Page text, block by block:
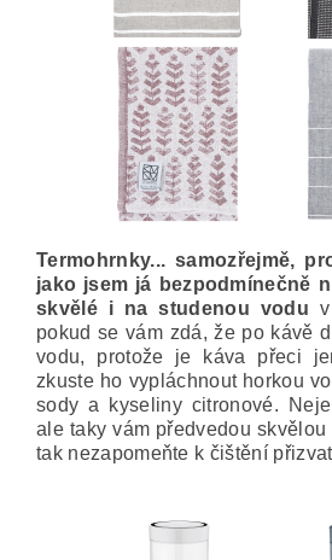
Termohrnky... samozřejmě,
jako jsem já bezpodmínečně
skvělé i na studenou vodu
pokud se vám zdá, že po kávě
vodu, protože je káva přeci
zkuste ho vypláchnout horkou
sody a kyseliny citronové.
ale taky vám předvedou
tak nezapomeňte k čištění